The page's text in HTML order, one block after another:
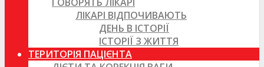
ГОВОРЯТЬ ЛІКАРІ
ЛІКАРІ ВІДПОЧИВАЮТЬ
ДЕНЬ В ІСТОРІЇ
ІСТОРІЇ З ЖИТТЯ
ТЕРИТОРІЯ ПАЦІЄНТА